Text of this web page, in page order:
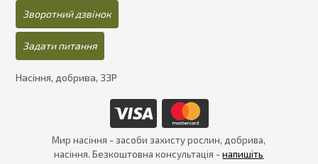
Зворотний дзвінок
Задати питання
Насіння, добрива, ЗЗР
Мир насіння - засоби захисту рослин, добрива,
насіння. Безкоштовна консультація -напишіть